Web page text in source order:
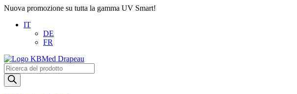
Nuova promozione su tutta la gamma UV Smart!
IT
DE
FR
Products
search